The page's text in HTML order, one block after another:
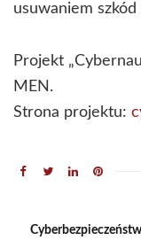
usuwaniem
Projekt
MEN.
Strona projektu: